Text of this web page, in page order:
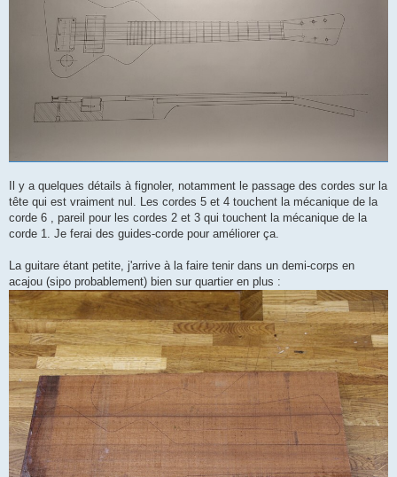
Il y a quelques détails à fignoler, notamment le passage des cordes sur la
tête qui est vraiment nul. Les cordes 5 et 4 touchent la mécanique de la
corde 6 , pareil pour les cordes 2 et 3 qui touchent la mécanique de la
corde 1. Je ferai des guides-corde pour améliorer ça.
La guitare étant petite, j'arrive à la faire tenir dans un demi-corps en
acajou (sipo probablement) bien sur quartier en plus :